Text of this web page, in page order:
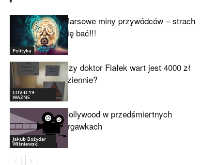
Polityka
Marsowe miny przywódców – strach
się bać!!!
COVID-19 -
WAŻNE
Czy doktor Fiałek wart jest 4000 zł
dziennie?
Jakub Bożydar
Wiśniewski
Hollywood w przedśmiertnych
drgawkach